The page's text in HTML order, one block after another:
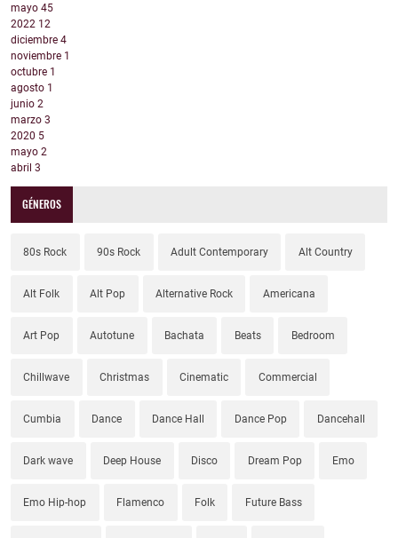
mayo 45
2022 12
diciembre 4
noviembre 1
octubre 1
agosto 1
junio 2
marzo 3
2020 5
mayo 2
abril 3
GÉNEROS
80s Rock 90s Rock Adult Contemporary Alt Country
Alt Folk Alt Pop Alternative Rock Americana
Art Pop Autotune Bachata Beats Bedroom
Chillwave Christmas Cinematic Commercial
Cumbia Dance Dance Hall Dance Pop Dancehall
Dark wave Deep House Disco Dream Pop Emo
Emo Hip-hop Flamenco Folk Future Bass